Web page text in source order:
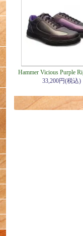
Hammer Vicious Purple
33,200円(税込)